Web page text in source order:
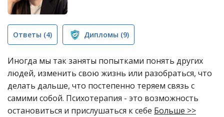
Ответы (4) Дипломы (9)
Иногда мы так заняты попытками понять других
людей, изменить свою жизнь или разобраться, что
делать дальше, что постепенно теряем связь с
самими собой. Психотерапия - это возможность
остановиться и прислушаться к себе Больше >>